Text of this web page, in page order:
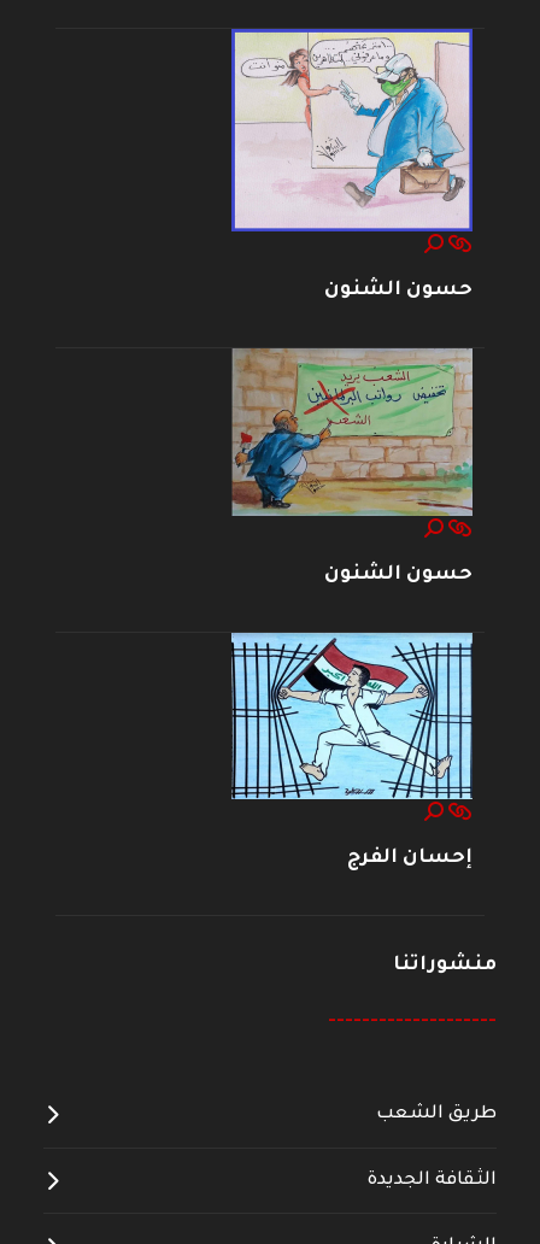
حسون الشنون
حسون الشنون
إحسان الفرج
منشوراتنا
--------------------
طريق الشعب
الثقافة الجديدة